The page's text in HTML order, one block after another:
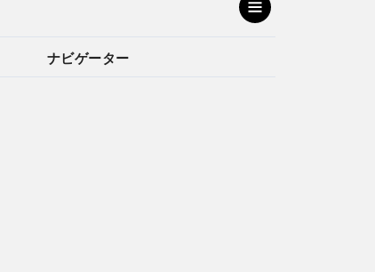
ナビゲーター